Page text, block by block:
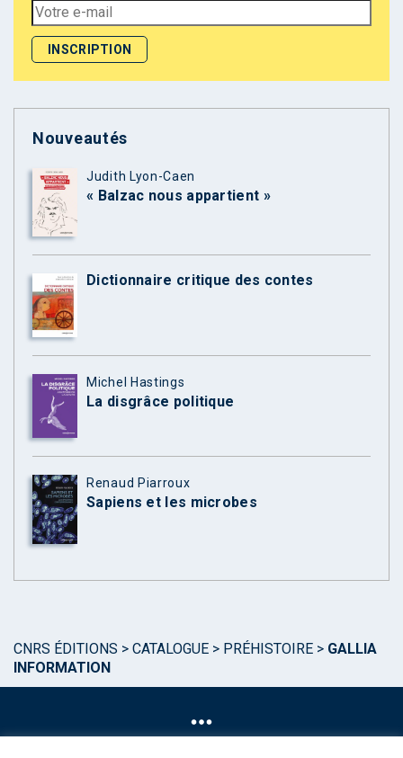
Nouveautés
Judith Lyon-Caen
« Balzac nous appartient »
Dictionnaire critique des contes
Michel Hastings
La disgrâce politique
Renaud Piarroux
Sapiens et les microbes
CNRS ÉDITIONS > CATALOGUE > PRÉHISTOIRE > GALLIA
INFORMATION